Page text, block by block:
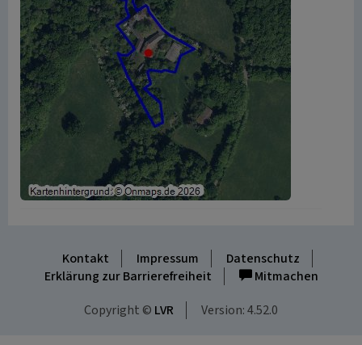
Kontakt Impressum
Datenschutz
Erklärung zur Barrierefreiheit
Mitmachen
Copyright © LVR Version: 4.52.0